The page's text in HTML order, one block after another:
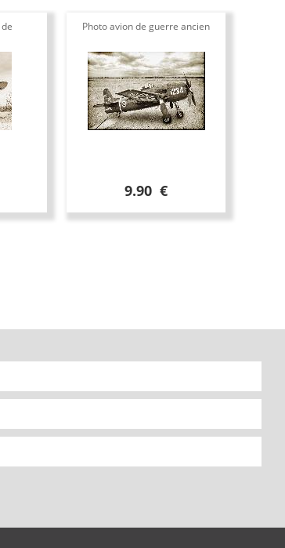
Photo avion de guerre ancien
9.90 €